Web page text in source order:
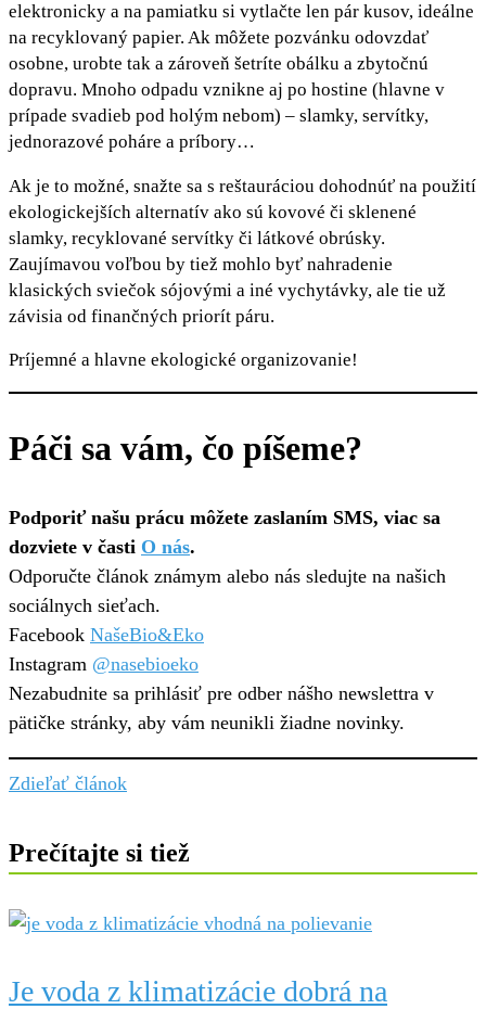
elektronicky a na pamiatku si vytlačte len pár kusov, ideálne
na recyklovaný papier. Ak môžete pozvánku odovzdať
osobne, urobte tak a zároveň šetríte obálku a zbytočnú
dopravu. Mnoho odpadu vznikne aj po hostine (hlavne v
prípade svadieb pod holým nebom) – slamky, servítky,
jednorazové poháre a príbory…
Ak je to možné, snažte sa s reštauráciou dohodnúť na použití
ekologickejších alternatív ako sú kovové či sklenené
slamky, recyklované servítky či látkové obrúsky.
Zaujímavou voľbou by tiež mohlo byť nahradenie
klasických sviečok sójovými a iné vychytávky, ale tie už
závisia od finančných priorít páru.
Príjemné a hlavne ekologické organizovanie!
Páči sa vám, čo píšeme?
Podporiť našu prácu môžete zaslaním SMS, viac sa
dozviete v časti O nás.
Odporučte článok známym alebo nás sledujte na našich
sociálnych sieťach.
Facebook NašeBio&Eko
Instagram @nasebioeko
Nezabudnite sa prihlásiť pre odber nášho newslettra v
pätičke stránky, aby vám neunikli žiadne novinky.
Zdieľať článok
Prečítajte si tiež
Je voda z klimatizácie dobrá na